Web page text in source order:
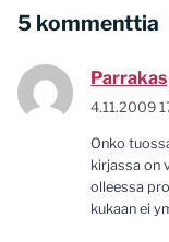
5 kommenttia
Parrakas
4.11.2009
Onko
kirjassa on
olleessa
kukaan ei